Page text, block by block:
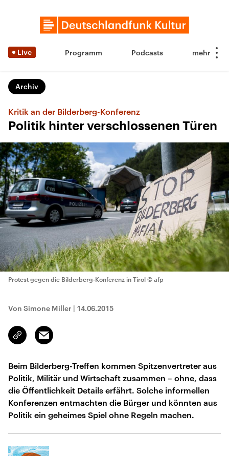
Live Programm Podcasts
Archiv
Kritik an der Bilderberg-Konferenz
Politik hinter verschlossenen Türen
Protest gegen die Bilderberg-Konferenz in Tirol © afp
Von Simone Miller | 14.06.2015
Link
kopieren/teilen
Email
Beim Bilderberg-Treffen kommen Spitzenvertreter aus
Politik, Militär und Wirtschaft zusammen – ohne, dass
die Öffentlichkeit Details erfährt. Solche informellen
Konferenzen entmachten die Bürger und könnten aus
Politik ein geheimes Spiel ohne Regeln machen.